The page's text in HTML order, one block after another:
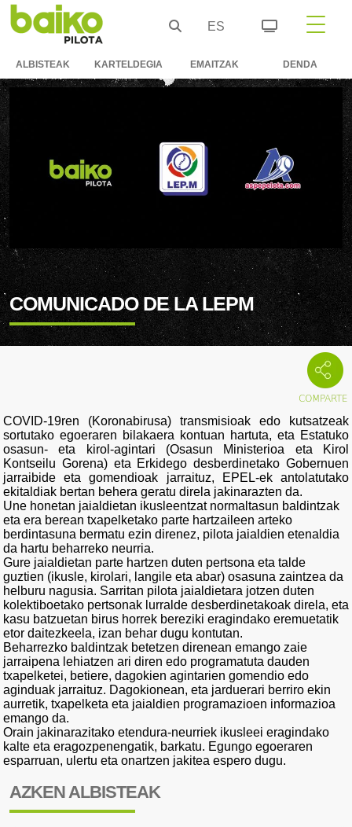
ES
ALBISTEAK KARTELDEGIA EMAITZAK DENDA
COMUNICADO DE LA LEPM
COVID-19ren (Koronabirusa) transmisioak edo kutsatzeak
sortutako egoeraren bilakaera kontuan hartuta, eta Estatuko
osasun- eta kirol-agintari (Osasun Ministerioa eta Kirol
Kontseilu Gorena) eta Erkidego desberdinetako Gobernuen
jarraibide eta gomendioak jarraituz, EPEL-ek antolatutako
ekitaldiak bertan behera geratu direla jakinarazten da.
Une honetan jaialdietan ikusleentzat normaltasun baldintzak
eta era berean txapelketako parte hartzaileen arteko
berdintasuna bermatu ezin direnez, pilota jaialdien etenaldia
da hartu beharreko neurria.
Gure jaialdietan parte hartzen duten pertsona eta talde
guztien (ikusle, kirolari, langile eta abar) osasuna zaintzea da
helburu nagusia. Sarritan pilota jaialdietara jotzen duten
kolektiboetako pertsonak lurralde desberdinetakoak direla, eta
kasu batzuetan birus horrek bereziki eragindako eremuetatik
etor daitezkeela, izan behar dugu kontutan.
Beharrezko baldintzak betetzen direnean emango zaie
jarraipena lehiatzen ari diren edo programatuta dauden
txapelketei, betiere, dagokien agintarien gomendio edo
aginduak jarraituz. Dagokionean, eta jarduerari berriro ekin
aurretik, txapelketa eta jaialdien programazioen informazioa
emango da.
Orain jakinarazitako etendura-neurriek ikusleei eragindako
kalte eta eragozpenengatik, barkatu. Egungo egoeraren
esparruan, ulertu eta onartzen jakitea espero dugu.
AZKEN ALBISTEAK